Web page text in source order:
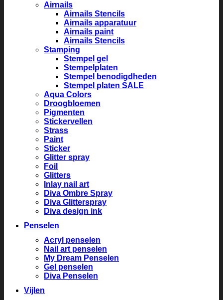
Airnails
Airnails Stencils
Airnails apparatuur
Airnails paint
Airnails Stencils
Stamping
Stempel gel
Stempelplaten
Stempel benodigdheden
Stempel platen SALE
Aqua Colors
Droogbloemen
Pigmenten
Stickervellen
Strass
Paint
Sticker
Glitter spray
Foil
Glitters
Inlay nail art
Diva Ombre Spray
Diva Glitterspray
Diva design ink
Penselen
Acryl penselen
Nail art penselen
My Dream Penselen
Gel penselen
Diva Penselen
Vijlen